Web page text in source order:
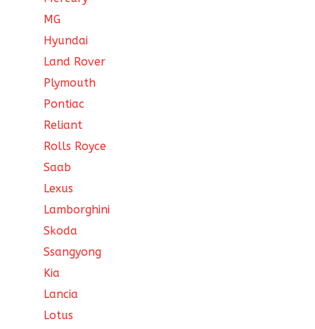
MG
Hyundai
Land Rover
Plymouth
Pontiac
Reliant
Rolls Royce
Saab
Lexus
Lamborghini
Skoda
Ssangyong
Kia
Lancia
Lotus